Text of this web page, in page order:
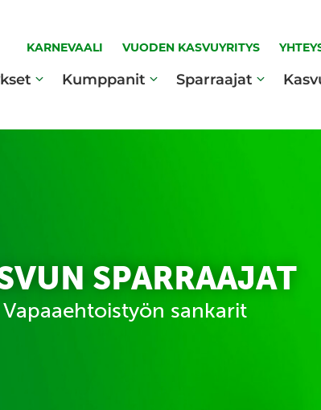
KARNEVAALI VUODEN KASVUYRITYS
Kumppanit Sparraajat
SPARRAAJAT
Vapaaehtoistyön sankarit